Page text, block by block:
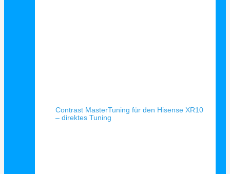
Contrast MasterTuning für den Hisense XR10
– direktes Tuning